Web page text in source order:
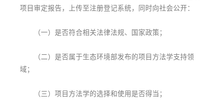
项目审定报告，上传至注册登记系统，同时向社会公开：
（一）是否符合相关法律法规、国家政策；
（二）是否属于生态环境部发布的项目方法学支持领
域；
（三）项目方法学的选择和使用是否得当；